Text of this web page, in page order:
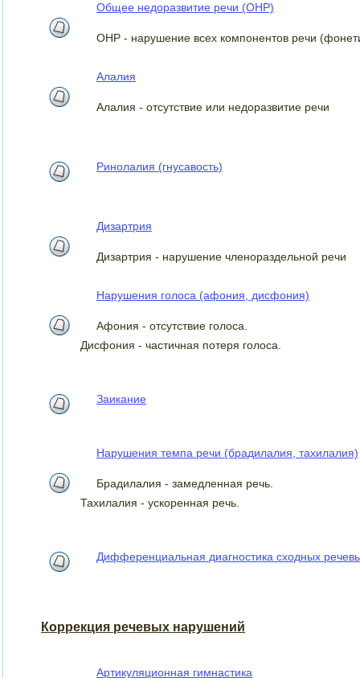
Общее недоразвитие речи (ОНР)
ОНР - нарушение всех компонентов речи
Алалия
Алалия - отсутствие или недоразвитие речи
Ринолалия (гнусавость)
Дизартрия
Дизартрия - нарушение членораздельной речи
Нарушения голоса (афония, дисфония)
Афония - отсутствие голоса.
Дисфония - частичная потеря голоса.
Заикание
Нарушения темпа речи (брадилалия, тахилалия)
Брадилалия - замедленная речь.
Тахилалия - ускоренная речь.
Дифференциальная диагностика сходных
Коррекция речевых нарушений
Артикуляционная гимнастика